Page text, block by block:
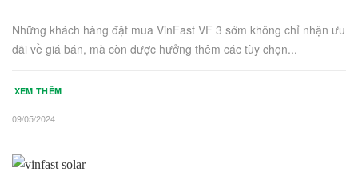
09/05/2024
Những khách hàng đặt mua VinFast VF 3 sớm không chỉ nhận ưu
đãi về giá bán, mà còn được hưởng thêm các tùy chọn...
XEM THÊM